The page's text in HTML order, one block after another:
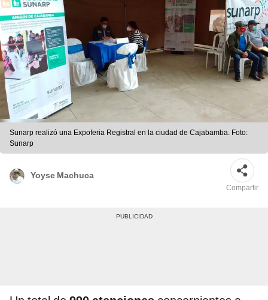
Sunarp realizó una Expoferia Registral en la ciudad de Cajabamba. Foto:
Sunarp
Yoyse Machuca
Compartir